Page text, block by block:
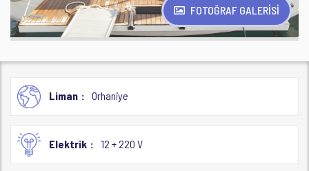
FOTOĞRAF GALERİSİ
Liman Orhaniye
Elektrik 12 + 220 V